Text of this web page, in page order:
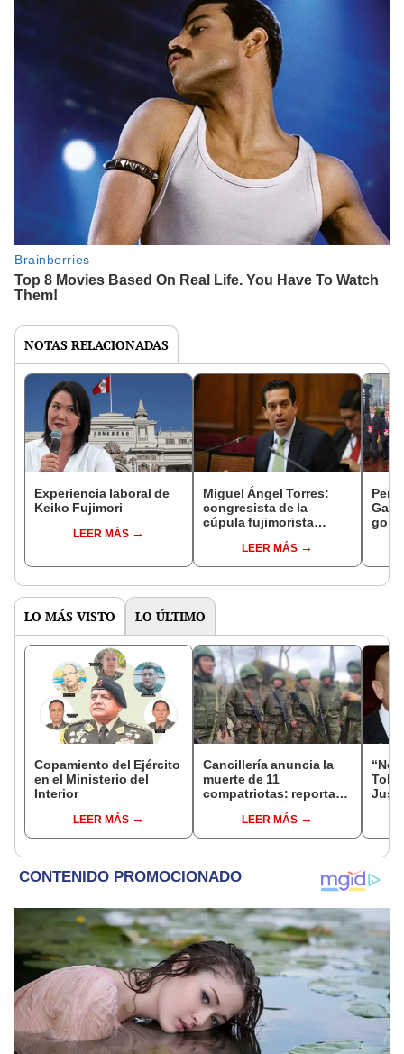
NOTAS RELACIONADAS
Experiencia laboral de
Keiko Fujimori
LEER MÁS
Miguel Ángel Torres:
congresista de la
cúpula fujimorista
del SenadoLEER MÁS
LO MÁS VISTO LO ÚLTIMO
Copamiento del Ejército
en el Ministerio del
Interior
LEER MÁS
Cancillería anuncia la
muerte de 11
compatriotas: reportan
capturados por Ucrania
LEER MÁS
“No